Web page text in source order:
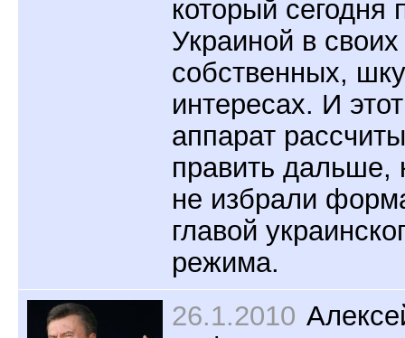
который сегодня
Украиной в своих
собственных,
интересах. И этот
аппарат
править дальше,
не избрали
главой
режима.
26.1.2010